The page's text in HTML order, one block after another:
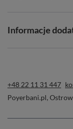
Informacje
+48 22 11 31 447
Poyerbani.pl,